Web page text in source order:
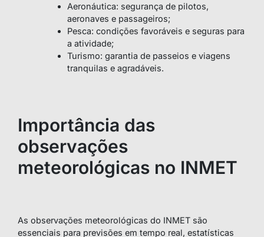
Aeronáutica: segurança de pilotos,
aeronaves e passageiros;
Pesca: condições favoráveis e seguras para
a atividade;
Turismo: garantia de passeios e viagens
tranquilas e agradáveis.
Importância das
observações
meteorológicas no INMET
As observações meteorológicas do INMET são
essenciais para previsões em tempo real, estatísticas